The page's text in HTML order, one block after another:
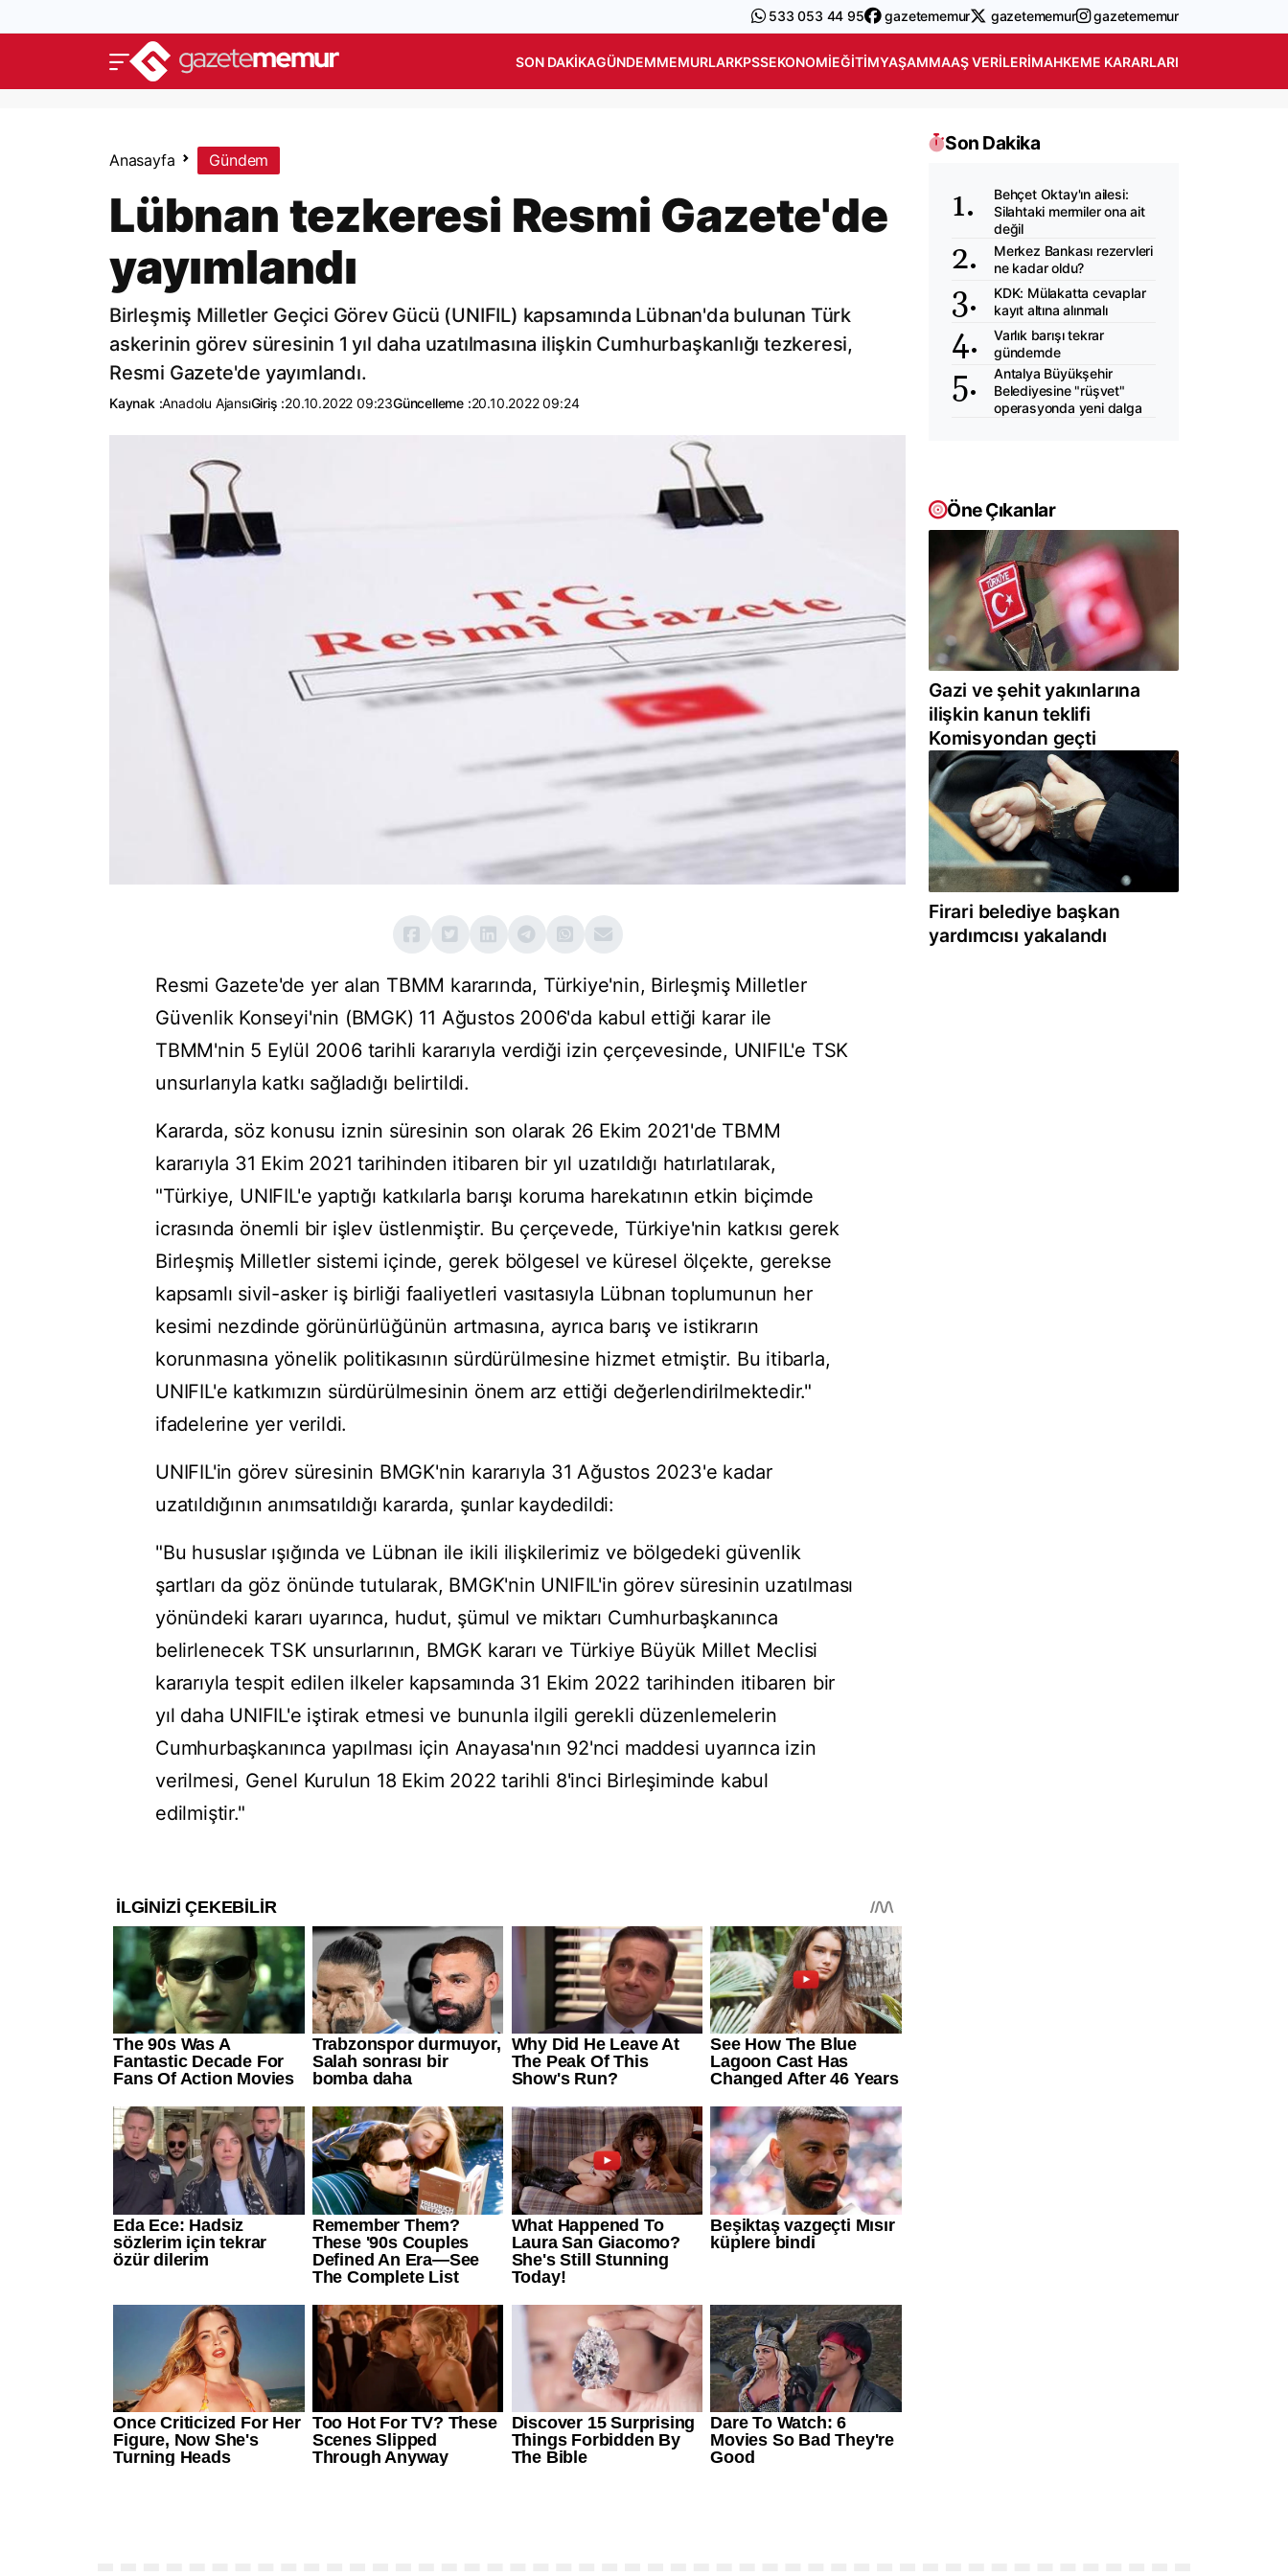
533 053 44 95 gazetememur gazetememur gazetememur
SON DAKIKAGÜNDEMMEMURLARKPSSEKONOMIEĞITIMYAŞAMMAAŞ VERILERIMAHKEME KARARLARI
Anasayfa Gündem
Lübnan tezkeresi Resmi Gazete'de
yayımlandı
Birleşmiş Milletler Geçici Görev Gücü (UNIFIL) kapsamında Lübnan'da bulunan Türk
askerinin görev süresinin 1 yıl daha uzatılmasına ilişkin Cumhurbaşkanlığı tezkeresi,
Resmi Gazete'de yayımlandı.
Kaynak :Anadolu AjansıGiriş :20.10.2022 09:23Güncelleme :20.10.2022 09:24
Resmi Gazete'de yer alan TBMM kararında, Türkiye'nin, Birleşmiş Milletler
Güvenlik Konseyi'nin (BMGK) 11 Ağustos 2006'da kabul ettiği karar ile
TBMM'nin 5 Eylül 2006 tarihli kararıyla verdiği izin çerçevesinde, UNIFIL'e TSK
unsurlarıyla katkı sağladığı belirtildi.
Kararda, söz konusu iznin süresinin son olarak 26 Ekim 2021'de TBMM
kararıyla 31 Ekim 2021 tarihinden itibaren bir yıl uzatıldığı hatırlatılarak,
"Türkiye, UNIFIL'e yaptığı katkılarla barışı koruma harekatının etkin biçimde
icrasında önemli bir işlev üstlenmiştir. Bu çerçevede, Türkiye'nin katkısı gerek
Birleşmiş Milletler sistemi içinde, gerek bölgesel ve küresel ölçekte, gerekse
kapsamlı sivil-asker iş birliği faaliyetleri vasıtasıyla Lübnan toplumunun her
kesimi nezdinde görünürlüğünün artmasına, ayrıca barış ve istikrarın
korunmasına yönelik politikasının sürdürülmesine hizmet etmiştir. Bu itibarla,
UNIFIL'e katkımızın sürdürülmesinin önem arz ettiği değerlendirilmektedir."
ifadelerine yer verildi.
UNIFIL'in görev süresinin BMGK'nin kararıyla 31 Ağustos 2023'e kadar
uzatıldığının anımsatıldığı kararda, şunlar kaydedildi:
"Bu hususlar ışığında ve Lübnan ile ikili ilişkilerimiz ve bölgedeki güvenlik
şartları da göz önünde tutularak, BMGK'nin UNIFIL'in görev süresinin uzatılması
yönündeki kararı uyarınca, hudut, şümul ve miktarı Cumhurbaşkanınca
belirlenecek TSK unsurlarının, BMGK kararı ve Türkiye Büyük Millet Meclisi
kararıyla tespit edilen ilkeler kapsamında 31 Ekim 2022 tarihinden itibaren bir
yıl daha UNIFIL'e iştirak etmesi ve bununla ilgili gerekli düzenlemelerin
Cumhurbaşkanınca yapılması için Anayasa'nın 92'nci maddesi uyarınca izin
verilmesi, Genel Kurulun 18 Ekim 2022 tarihli 8'inci Birleşiminde kabul
edilmiştir."
Son Dakika
Behçet Oktay'ın ailesi:
Silahtaki mermiler ona ait
değil
Merkez Bankası rezervleri
ne kadar oldu?
KDK: Mülakatta cevaplar
kayıt altına alınmalı
Varlık barışı tekrar
gündemde
Antalya Büyükşehir
Belediyesine "rüşvet"
operasyonda yeni dalga
Öne Çıkanlar
Gazi ve şehit yakınlarına
ilişkin kanun teklifi
Komisyondan geçti
Firari belediye başkan
yardımcısı yakalandı